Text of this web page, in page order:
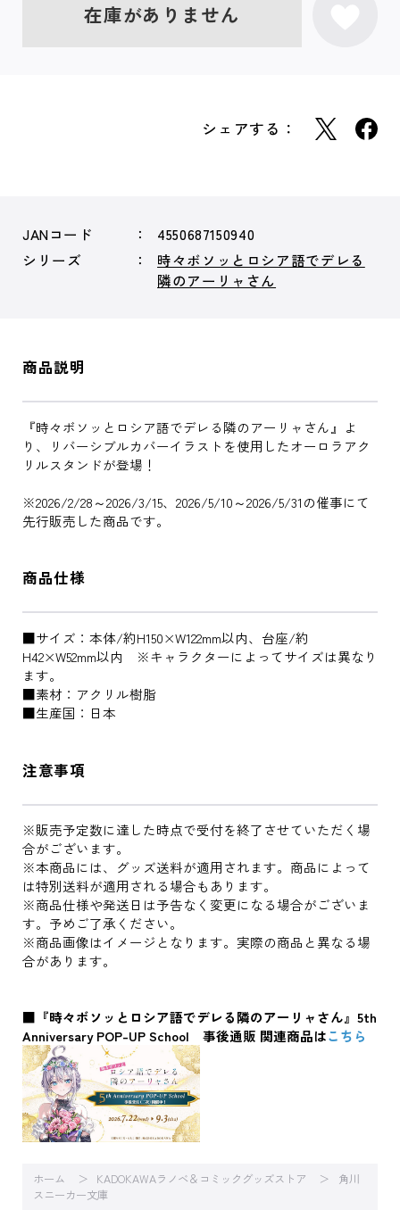
在庫がありません
シェアする：
JANコード
4550687150940
シリーズ
時々ボソッとロシア語でデレる
隣のアーリャさん
商品説明
『時々ボソッとロシア語でデレる隣のアーリャさん』よ
り、リバーシブルカバーイラストを使用したオーロラアク
リルスタンドが登場！
※2026/2/28～2026/3/15、2026/5/10～2026/5/31の催事にて
先行販売した商品です。
商品仕様
■サイズ：本体/約H150×W122mm以内、台座/約
H42×W52mm以内 ※キャラクターによってサイズは異なり
ます。
■素材：アクリル樹脂
■生産国：日本
注意事項
※販売予定数に達した時点で受付を終了させていただく場
合がございます。
※本商品には、グッズ送料が適用されます。商品によって
は特別送料が適用される場合もあります。
※商品仕様や発送日は予告なく変更になる場合がございま
す。予めご了承ください。
※商品画像はイメージとなります。実際の商品と異なる場
合があります。
■『時々ボソッとロシア語でデレる隣のアーリャさん』5th
Anniversary POP-UP School 事後通販 関連商品はこちら
ホーム KADOKAWAラノベ＆コミックグッズストア
角川
スニーカー文庫